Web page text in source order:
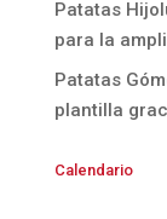
Patatas
para la
Patatas
plantilla
Calendario